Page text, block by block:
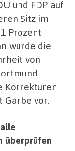
und FDP auf
Sitz im
Prozent
würde die
von
Korrekturen
Garbe vor.
überprüfen